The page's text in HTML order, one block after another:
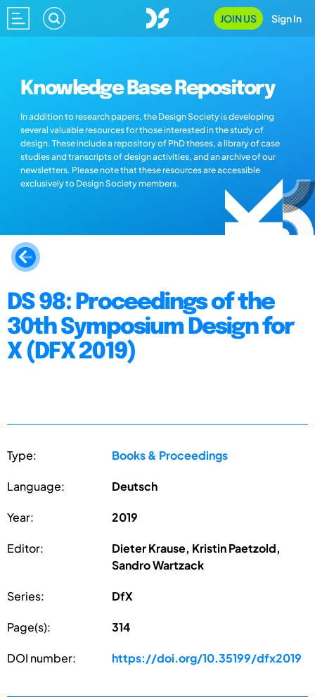
JOIN US Sign In
Knowledge Base Repository
In addition to research papers, the Design Society is developing
several valuable resources for those interested in the study of
design. These include a repository of PhD theses, a library of case
studies and transcripts of design activities, and an archive of our
newsletters. Please note that these resources are accessible
exclusively to Design Society members.
DS 98: Proceedings of the
30th Symposium Design for
X (DFX 2019)
Type: Books & Proceedings
Language: Deutsch
Year: 2019
Editor:
Dieter Krause, Kristin Paetzold,
Sandro Wartzack
Series: DfX
Page(s): 314
DOI number: https://doi.org/10.35199/dfx2019